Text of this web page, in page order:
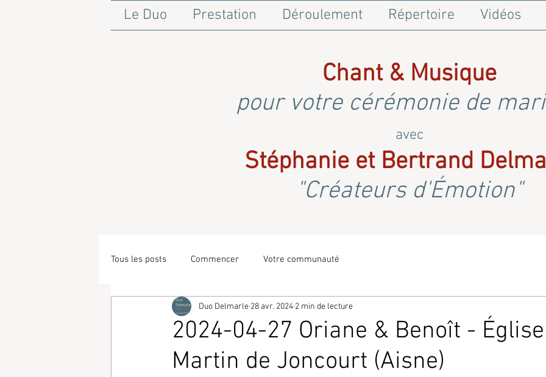
Le Duo Prestation Déroulement Répertoire Vidéos
Chant & Musique
pour votre cérémonie de
avec
Stéphanie et Bertrand
"Créateurs d'Émotion"
Tous les posts Commencer Votre communauté
2024-04-27 Oriane & Benoît -
Martin de Joncourt (Aisne)
Duo Delmarle 28 avr. 2024 2 min de lecture